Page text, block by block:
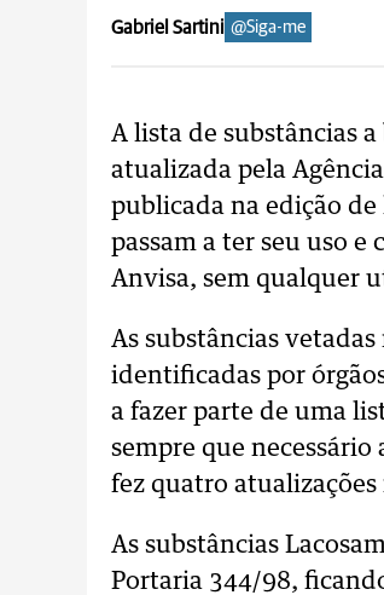
Gabriel Sartini @Siga-me
A lista de substâncias
atualizada pela
publicada na edição
passam a ter seu uso e
Anvisa, sem qualquer
As substâncias
identificadas por
a fazer parte de uma
sempre que
fez quatro
As substâncias
Portaria 344/98,